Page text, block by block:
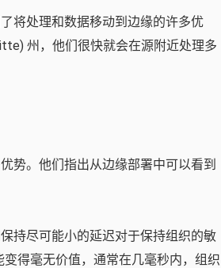
将处理和数据移动到边缘的许多优
州，他们很快就会在源附近处理多
势。他们指出从边缘部署中可以看到
持尽可能小的延迟对于保持组织的敏
变得毫无价值，通常在几毫秒内，组织